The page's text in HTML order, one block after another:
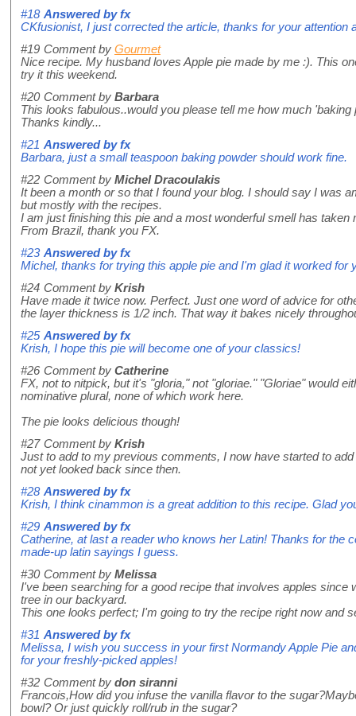
#18 Answered byfx
CKfusionist, I just corrected the article, thanks for your attention
#19 Comment by Gourmet
Nice recipe. My husband loves Apple pie made by me :). This
try it this weekend.
#20 Comment by Barbara
This looks fabulous..would you please tell me how much
Thanks kindly...
#21 Answered byfx
Barbara, just a small teaspoon baking powder should work fine.
#22 Comment by Michel Dracoulakis
It been a month or so that I found your blog. I should say I was
but mostly with the recipes.
I am just finishing this pie and a most wonderful smell has taken
From Brazil, thank you FX.
#23 Answered byfx
Michel, thanks for trying this apple pie and I'm glad it worked for
#24 Comment by Krish
Have made it twice now. Perfect. Just one word of advice for
the layer thickness is 1/2 inch. That way it bakes nicely
#25 Answered byfx
Krish, I hope this pie will become one of your classics!
#26 Comment by Catherine
FX, not to nitpick, but it's "gloria," not "gloriae." "Gloriae" would
nominative plural, none of which work here.
The pie looks delicious though!
#27 Comment by Krish
Just to add to my previous comments, I now have started to
not yet looked back since then.
#28 Answered byfx
Krish, I think cinammon is a great addition to this recipe. Glad
#29 Answered byfx
Catherine, at last a reader who knows her Latin! Thanks for the
made-up latin sayings I guess.
#30 Comment by Melissa
I've been searching for a good recipe that involves apples since
tree in our backyard.
This one looks perfect; I'm going to try the recipe right now and
#31 Answered byfx
Melissa, I wish you success in your first Normandy Apple Pie
for your freshly-picked apples!
#32 Comment by don siranni
Francois,How did you infuse the vanilla flavor to the
bowl? Or just quickly roll/rub in the sugar?